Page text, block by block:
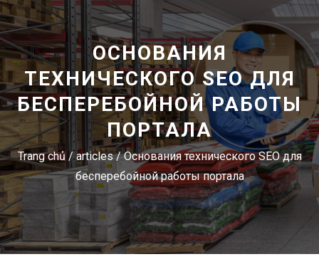
ОСНОВАНИЯ
ТЕХНИЧЕСКОГО SEO ДЛЯ
БЕСПЕРЕБОЙНОЙ РАБОТЫ
ПОРТАЛА
Trang chủ/articles/Основания технического SEO для
бесперебойной работы портала